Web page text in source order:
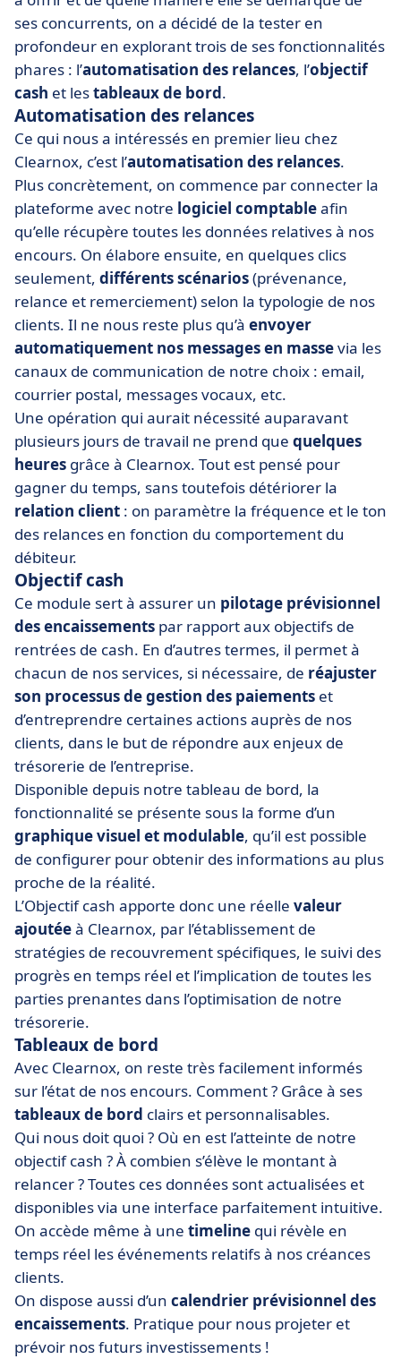
ses concurrents, on a décidé de la tester en
profondeur en explorant trois de ses fonctionnalités
phares : l’automatisation des relances, l’objectif
cash et lestableaux de bord.
Automatisation des relances
Ce qui nous a intéressés en premier lieu chez
Clearnox, c’est l’automatisation des relances.
Plus concrètement, on commence par connecter la
plateforme avec notre logiciel comptableafin
qu’elle récupère toutes les données relatives à nos
encours. On élabore ensuite, en quelques clics
seulement, différents scénarios(prévenance,
relance et remerciement) selon la typologie de nos
clients. Il ne nous reste plus qu’à envoyer
automatiquement nos messages en massevia les
canaux de communication de notre choix : email,
courrier postal, messages vocaux, etc.
Une opération qui aurait nécessité auparavant
plusieurs jours de travail ne prend que quelques
heures grâce à Clearnox. Tout est pensé pour
gagner du temps, sans toutefois détériorer la
relation client : on paramètre la fréquence et le ton
des relances en fonction du comportement du
débiteur.
Objectif cash
Ce module sert à assurer un pilotage prévisionnel
des encaissements par rapport aux objectifs de
rentrées de cash. En d’autres termes, il permet à
chacun de nos services, si nécessaire, de réajuster
son processus de gestion des paiements et
d’entreprendre certaines actions auprès de nos
clients, dans le but de répondre aux enjeux de
trésorerie de l’entreprise.
Disponible depuis notre tableau de bord, la
fonctionnalité se présente sous la forme d’un
graphique visuel et modulable, qu’il est possible
de configurer pour obtenir des informations au plus
proche de la réalité.
L’Objectif cash apporte donc une réelle valeur
ajoutéeà Clearnox, par l’établissement de
stratégies de recouvrement spécifiques, le suivi des
progrès en temps réel et l’implication de toutes les
parties prenantes dans l’optimisation de notre
trésorerie.
Tableaux de bord
Avec Clearnox, on reste très facilement informés
sur l’état de nos encours. Comment ? Grâce à ses
tableaux de bord clairs et personnalisables.
Qui nous doit quoi ? Où en est l’atteinte de notre
objectif cash ? À combien s’élève le montant à
relancer ? Toutes ces données sont actualisées et
disponibles via une interface parfaitement intuitive.
On accède même à une timeline qui révèle en
temps réel les événements relatifs à nos créances
clients.
On dispose aussi d’un calendrier prévisionnel des
encaissements. Pratique pour nous projeter et
prévoir nos futurs investissements !